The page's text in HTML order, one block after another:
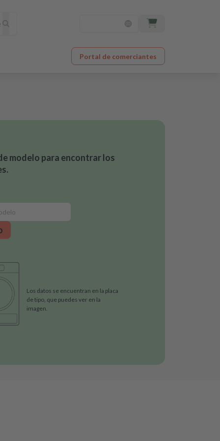
Portal de comerciantes
modelo para encontrar los
Los datos se encuentran en la placa
de tipo, que puedes ver en la
imagen.